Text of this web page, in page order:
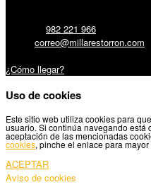
982 221 966
correo@millarestorron.com
¿Cómo llegar?
Uso de cookies
Este sitio web utiliza cookies para
usuario. Si continúa navegando está
aceptación de las mencionadas
cookies, pinche el enlace para
ACEPTAR
Aviso de cookies